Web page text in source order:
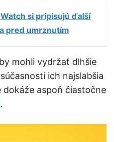
si pripisujú ďalší
pred umrznutím
mohli vydržať dlhšie
ich najslabšia
aspoň čiastočne
.